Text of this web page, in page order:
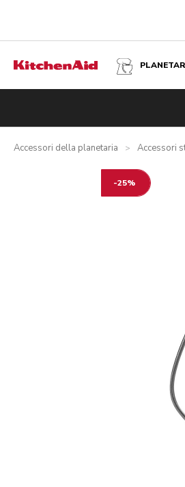
Accessori della planetaria > Accessori
-25%